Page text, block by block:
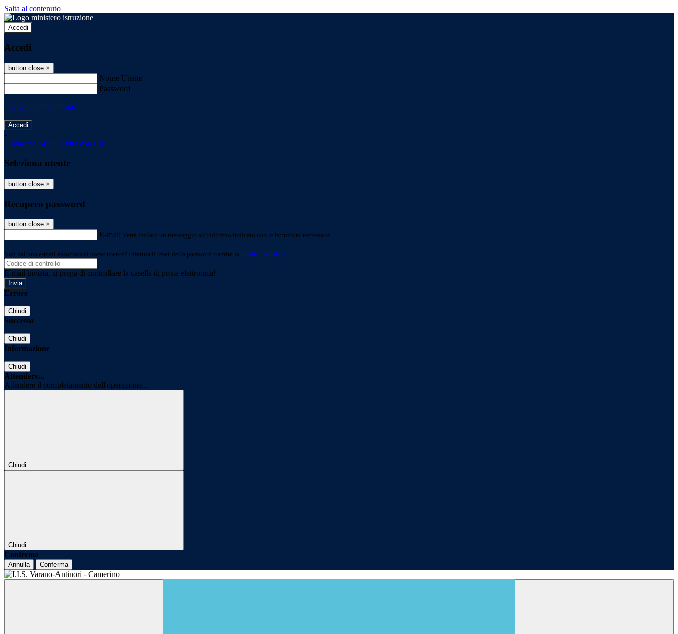
Salta al contenuto
Accedi
Accedi
button close ×
Nome Utente
Password
Password dimenticata?
-
Entra con SPID Entra con CIE
Seleziona utente
button close ×
Recupero password
button close ×
E-mail Verrà inviato un messaggio all'indirizzo indicato con le istruzioni necessarie.
Non hai una e-mail associata al nome utente? Effettua il reset della password tramite la Login Spaggiari
E-mail inviata, si prega di controllare la casella di posta elettronica!
Errore
Chiudi
Successo
Chiudi
Informazione
Chiudi
Attendere...
Attendere il completamento dell'operazione...
Chiudi
Chiudi
Conferma
Annulla Conferma